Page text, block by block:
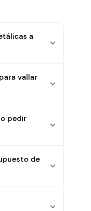
a
vallar
pedir
de